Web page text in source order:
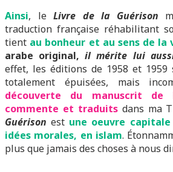
Ainsi, le Livre de la Guérison
traduction française réhabilitant
tient au bonheur et au sens de la
arabe original,il mérite lui
effet, les éditions de 1958 et 1959
totalement épuisées, mais
découverte du manuscrit de
commente et traduitsdans ma
Guérison est une oeuvre capitale
idées morales, en islam.
plus que jamais des choses à nous